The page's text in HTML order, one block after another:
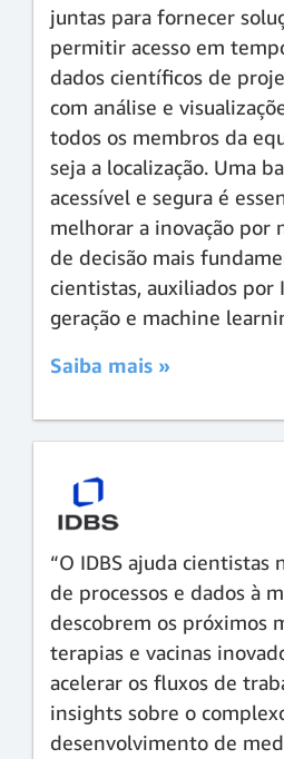
juntas para fornecer
permitir acesso em
dados científicos de
com análise e
todos os membros da
seja a localização. Uma
acessível e segura é
melhorar a inovação por
de decisão mais
cientistas, auxiliados por
geração e machine
Saiba mais »
“O IDBS ajuda cientistas
de processos e dados à
descobrem os próximos
terapias e vacinas
acelerar os fluxos de
insights sobre o
desenvolvimento de